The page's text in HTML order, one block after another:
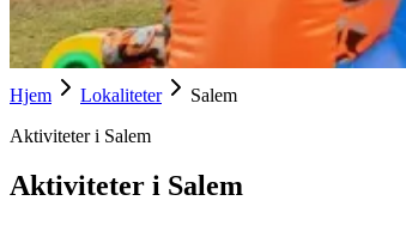
Hjem Lokaliteter
Salem
Aktiviteter i Salem
Aktiviteter i Salem